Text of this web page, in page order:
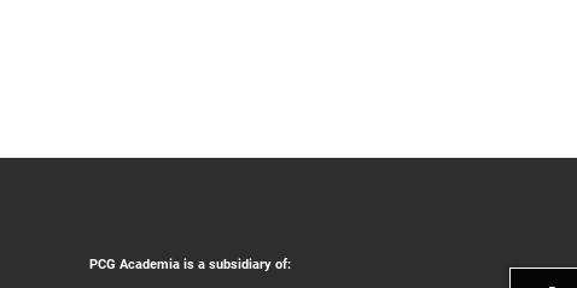
PCG Academia is a subsidiary of: